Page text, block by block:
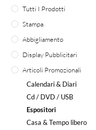
Tutti I Prodotti
Stampa
Abbigliamento
Display Pubblicitari
Articoli Promozionali
Calendari & Diari
Cd / DVD / USB
Espositori
Casa & Tempo libero